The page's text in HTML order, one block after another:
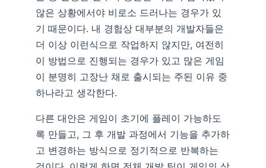
않은 상황에서야 비로소 드러나는 경우가 있
기 때문이다. 내 경험상 대부분의 개발자들은
더 이상 이런식으로 작업하지 않지만, 여전히
이 방법으로 진행되는 경우가 있고 많은 게임
이 분명히 고장난 채로 출시되는 주된 이유 중
하나라고 생각한다.
다른 대안은 게임이 초기에 플레이 가능하도
록 만들고, 그 후 개발 과정에서 기능을 추가하
고 변경하는 방식으로 정기적으로 반복하는